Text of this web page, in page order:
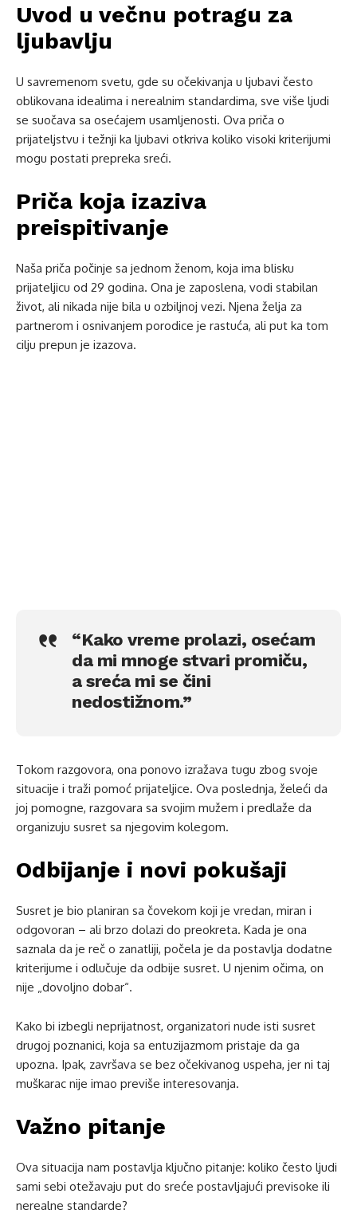
Uvod u večnu potragu za
ljubavlju
U savremenom svetu, gde su očekivanja u ljubavi često
oblikovana idealima i nerealnim standardima, sve više ljudi
se suočava sa osećajem usamljenosti. Ova priča o
prijateljstvu i težnji ka ljubavi otkriva koliko visoki kriterijumi
mogu postati prepreka sreći.
Priča koja izaziva
preispitivanje
Naša priča počinje sa jednom ženom, koja ima blisku
prijateljicu od 29 godina. Ona je zaposlena, vodi stabilan
život, ali nikada nije bila u ozbiljnoj vezi. Njena želja za
partnerom i osnivanjem porodice je rastuća, ali put ka tom
cilju prepun je izazova.
“Kako vreme prolazi, osećam
da mi mnoge stvari promiču,
a sreća mi se čini
nedostižnom.”
Tokom razgovora, ona ponovo izražava tugu zbog svoje
situacije i traži pomoć prijateljice. Ova poslednja, želeći da
joj pomogne, razgovara sa svojim mužem i predlaže da
organizuju susret sa njegovim kolegom.
Odbijanje i novi pokušaji
Susret je bio planiran sa čovekom koji je vredan, miran i
odgovoran – ali brzo dolazi do preokreta. Kada je ona
saznala da je reč o zanatliji, počela je da postavlja dodatne
kriterijume i odlučuje da odbije susret. U njenim očima, on
nije „dovoljno dobar“.
Kako bi izbegli neprijatnost, organizatori nude isti susret
drugoj poznanici, koja sa entuzijazmom pristaje da ga
upozna. Ipak, završava se bez očekivanog uspeha, jer ni taj
muškarac nije imao previše interesovanja.
Važno pitanje
Ova situacija nam postavlja ključno pitanje: koliko često ljudi
sami sebi otežavaju put do sreće postavljajući previsoke ili
nerealne standarde?